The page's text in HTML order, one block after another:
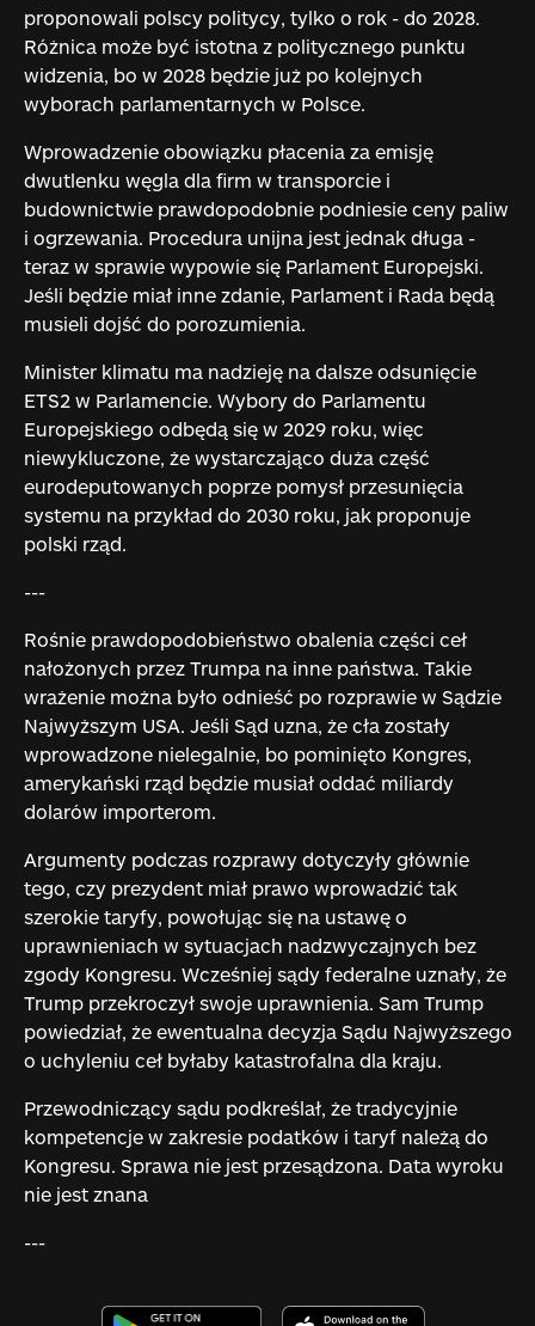
proponowali polscy politycy, tylko o rok - do 2028.
Różnica może być istotna z politycznego punktu
widzenia, bo w 2028 będzie już po kolejnych
wyborach parlamentarnych w Polsce.
Wprowadzenie obowiązku płacenia za emisję
dwutlenku węgla dla firm w transporcie i
budownictwie prawdopodobnie podniesie ceny paliw
i ogrzewania. Procedura unijna jest jednak długa -
teraz w sprawie wypowie się Parlament Europejski.
Jeśli będzie miał inne zdanie, Parlament i Rada będą
musieli dojść do porozumienia.
Minister klimatu ma nadzieję na dalsze odsunięcie
ETS2 w Parlamencie. Wybory do Parlamentu
Europejskiego odbędą się w 2029 roku, więc
niewykluczone, że wystarczająco duża część
eurodeputowanych poprze pomysł przesunięcia
systemu na przykład do 2030 roku, jak proponuje
polski rząd.
---
Rośnie prawdopodobieństwo obalenia części ceł
nałożonych przez Trumpa na inne państwa. Takie
wrażenie można było odnieść po rozprawie w Sądzie
Najwyższym USA. Jeśli Sąd uzna, że cła zostały
wprowadzone nielegalnie, bo pominięto Kongres,
amerykański rząd będzie musiał oddać miliardy
dolarów importerom.
Argumenty podczas rozprawy dotyczyły głównie
tego, czy prezydent miał prawo wprowadzić tak
szerokie taryfy, powołując się na ustawę o
uprawnieniach w sytuacjach nadzwyczajnych bez
zgody Kongresu. Wcześniej sądy federalne uznały, że
Trump przekroczył swoje uprawnienia. Sam Trump
powiedział, że ewentualna decyzja Sądu Najwyższego
o uchyleniu ceł byłaby katastrofalna dla kraju.
Przewodniczący sądu podkreślał, że tradycyjnie
kompetencje w zakresie podatków i taryf należą do
Kongresu. Sprawa nie jest przesądzona. Data wyroku
nie jest znana
---